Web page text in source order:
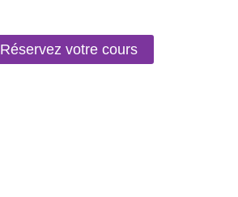
Réservez votre cours